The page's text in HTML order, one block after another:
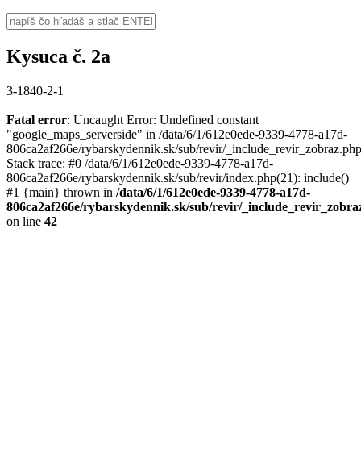
Kysuca č. 2a
3-1840-2-1
Fatal error: Uncaught Error: Undefined constant
"google_maps_serverside" in /data/6/1/612e0ede-9339-4778-a17d-
806ca2af266e/rybarskydennik.sk/sub/revir/
Stack trace: #0 /data/6/1/612e0ede-9339-4778-a17d-
806ca2af266e/rybarskydennik.sk/sub/revir/index.php(21): include()
#1 {main} thrown in /data/6/1/612e0ede-9339-4778-a17d-
806ca2af266e/rybarskydennik.sk/sub/revir/
on line 42